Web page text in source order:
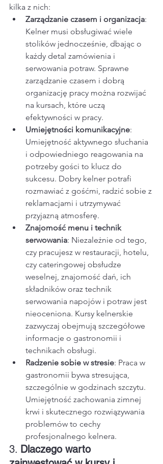
kilka z nich:
Zarządzanie czasem i organizacja:
Kelner musi obsługiwać wiele
stolików jednocześnie, dbając o
każdy detal zamówienia i
serwowania potraw. Sprawne
zarządzanie czasem i dobrą
organizację pracy można rozwijać
na kursach, które uczą
efektywności w pracy.
Umiejętności komunikacyjne:
Umiejętność aktywnego słuchania
i odpowiedniego reagowania na
potrzeby gości to klucz do
sukcesu. Dobry kelner potrafi
rozmawiać z gośćmi, radzić sobie z
reklamacjami i utrzymywać
przyjazną atmosferę.
Znajomość menu i technik
serwowania: Niezależnie od tego,
czy pracujesz w restauracji, hotelu,
czy cateringowej obsłudze
weselnej, znajomość dań, ich
składników oraz technik
serwowania napojów i potraw jest
nieoceniona. Kursy kelnerskie
zazwyczaj obejmują szczegółowe
informacje o gastronomii i
technikach obsługi.
Radzenie sobie w stresie: Praca w
gastronomii bywa stresująca,
szczególnie w godzinach szczytu.
Umiejętność zachowania zimnej
krwi i skutecznego rozwiązywania
problemów to cechy
profesjonalnego kelnera.
3. Dlaczego warto